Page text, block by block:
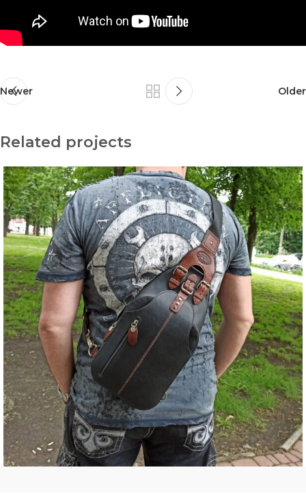
Newer Older
Related projects